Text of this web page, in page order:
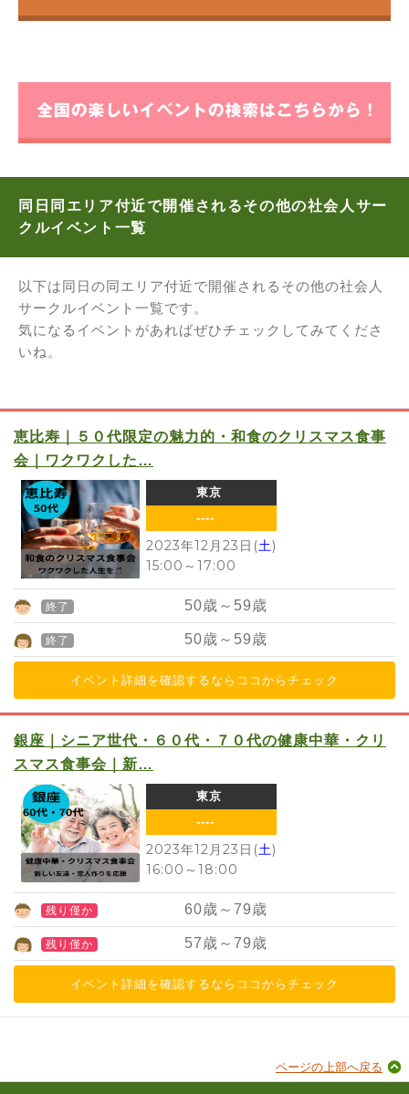
同日同エリア付近で開催されるその他の社会人サー
クルイベント一覧
以下は同日の同エリア付近で開催されるその他の社会人
サークルイベント一覧です。
気になるイベントがあればぜひチェックしてみてくださ
いね。
恵比寿｜５０代限定の魅力的・和食のクリスマス食事
会｜ワクワクした…
東京
----
2023年12月23日(土)
15:00 ～ 17:00
終了 50歳～ 59歳
終了 50歳～ 59歳
イベント詳細を確認するならココからチェック
銀座｜シニア世代・６０代・７０代の健康中華・クリ
スマス食事会｜新…
東京
----
2023年12月23日(土)
16:00 ～ 18:00
残り僅か 60歳～79歳
残り僅か 57歳～79歳
イベント詳細を確認するならココからチェック
ページの上部へ戻る